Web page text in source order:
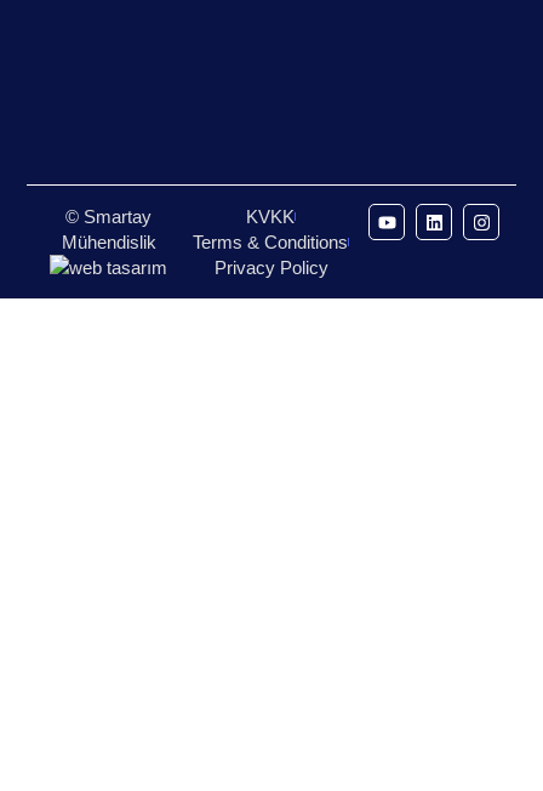
© Smartay
Mühendislik
KVKK
Terms & Conditions
Privacy Policy